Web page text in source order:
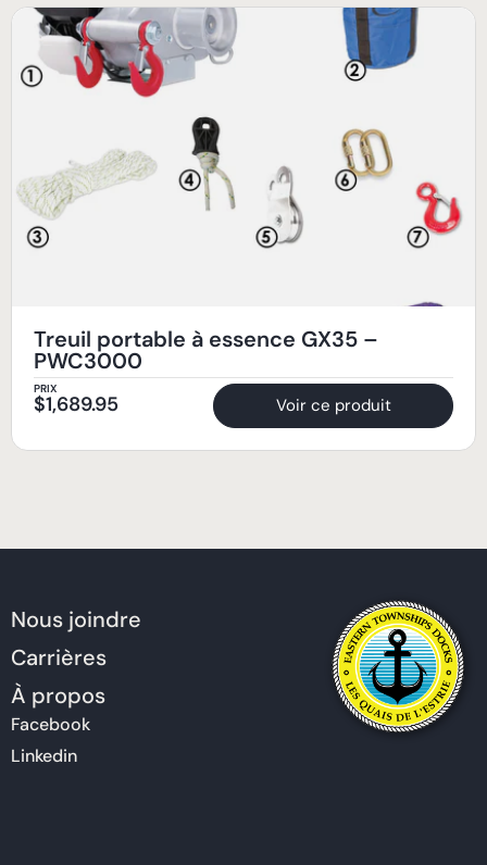
Treuil portable à essence GX35 –
PWC3000
PRIX
$1,689.95 Voir ce produit
Nous joindre
Carrières
À propos
Facebook
Linkedin